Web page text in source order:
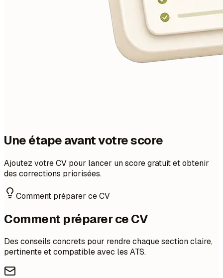
Une étape avant votre score
Ajoutez votre CV pour lancer un score gratuit et obtenir
des corrections priorisées.
Comment préparer ce CV
Comment préparer ce CV
Des conseils concrets pour rendre chaque section claire,
pertinente et compatible avec les ATS.